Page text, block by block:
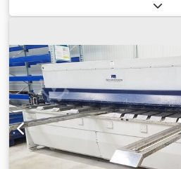
N/mm²: 5 mm Max. plaatdikte bij
Snijhoek ca.: 1,5° Slagen per
Standaarddiepte: 200 mm